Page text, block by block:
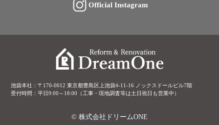
Official Instagram
池袋本社：〒170-0012 東京都豊島区上池袋4-11-16 ノックスドールビル7階
受付時間：平日9:00～18:00（工事・現地調査等は土日祝日も営業中）
© 株式会社ドリームONE